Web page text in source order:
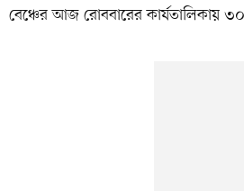
বেঞ্চের আজ রোববারের কার্যতালিকায়